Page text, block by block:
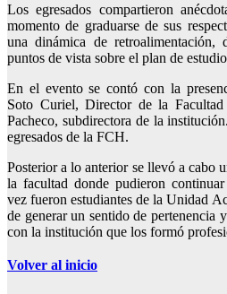
Los egresados compartieron
momento de graduarse de sus
una dinámica de retroalimentación,
puntos de vista sobre el plan de
En el evento se contó con la
Soto Curiel, Director de la
Pacheco, subdirectora de la
egresados de la FCH.
Posterior a lo anterior se llevó a cabo
la facultad donde pudieron
vez fueron estudiantes de la Unidad
de generar un sentido de pertenencia
con la institución que los formó
Volver al inicio